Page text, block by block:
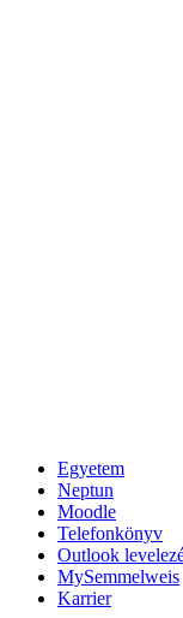
Egyetem
Neptun
Moodle
Telefonkönyv
Outlook
MySemmelweis
Karrier